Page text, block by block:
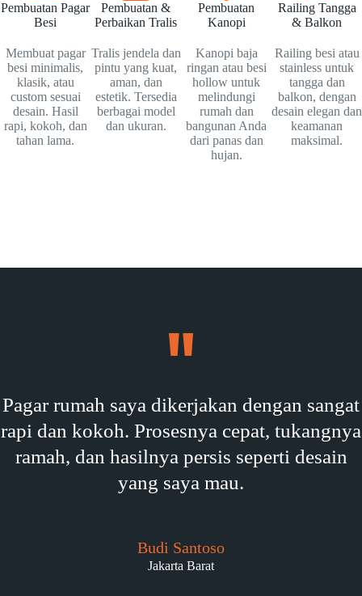
Pembuatan Pagar
Besi
Membuat pagar
besi minimalis,
klasik, atau
custom sesuai
desain. Hasil
rapi, kokoh, dan
tahan lama.
Pembuatan &
Perbaikan Tralis
Tralis jendela dan
pintu yang kuat,
aman, dan
estetik. Tersedia
berbagai model
dan ukuran.
Pembuatan
Kanopi
Kanopi baja
ringan atau besi
hollow untuk
melindungi
rumah dan
bangunan Anda
dari panas dan
hujan.
Railing Tangga
& Balkon
Railing besi atau
stainless untuk
tangga dan
balkon, dengan
desain elegan dan
keamanan
maksimal.
Pagar rumah saya dikerjakan dengan sangat
rapi dan kokoh. Prosesnya cepat, tukangnya
ramah, dan hasilnya persis seperti desain
yang saya mau.
Budi Santoso
Jakarta Barat